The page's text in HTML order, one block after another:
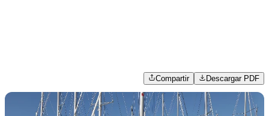
Compartir Descargar PDF